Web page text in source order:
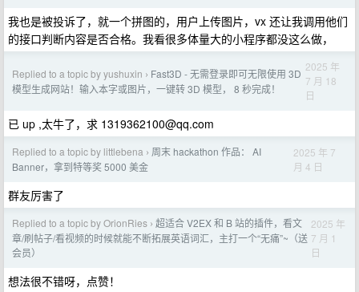
我也是被投诉了，就一个拼图的，用户上传图片，vx 还让我调用他们
的接口判断内容是否合格。我看很多体量大的小程序都没这么做，
Replied to a topic by yushuxin › Fast3D - 无需登录即可无限使用 3D
模型生成网站！输入本字或图片，一键转 3D 模型， 8 秒完成！
2025 年
7 月 18
日
已 up ,太牛了，求 1319362100@qq.com
Replied to a topic by littlebena › 周末 hackathon 作品： AI
Banner，拿到特等奖 5000 美金
2025 年 7
月 4 日
群友厉害了
Replied to a topic by OrionRies › 超适合 V2EX 和 B 站的插件，看文
章/刷帖子/看视频的时候就能不断拓展英语词汇，主打一个“无痛”~（送
会员）
2025 年
7 月 1
日
想法很不错呀，点赞！